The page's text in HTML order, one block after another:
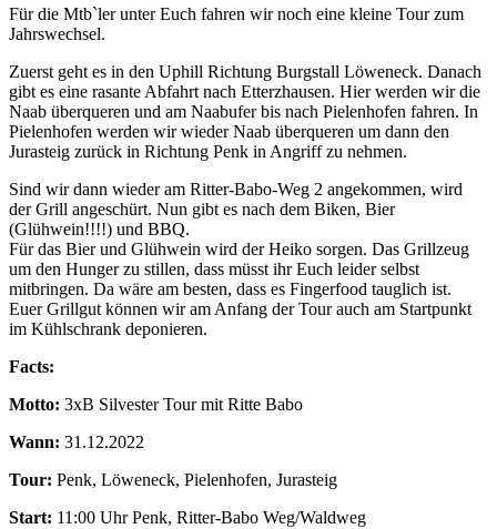
Für die Mtb`ler unter Euch fahren wir noch eine kleine Tour zum
Jahrswechsel.
Zuerst geht es in den Uphill Richtung Burgstall Löweneck. Danach
gibt es eine rasante Abfahrt nach Etterzhausen. Hier werden wir die
Naab überqueren und am Naabufer bis nach Pielenhofen fahren. In
Pielenhofen werden wir wieder Naab überqueren um dann den
Jurasteig zurück in Richtung Penk in Angriff zu nehmen.
Sind wir dann wieder am Ritter-Babo-Weg 2 angekommen, wird
der Grill angeschürt. Nun gibt es nach dem Biken, Bier
(Glühwein!!!!) und BBQ.
Für das Bier und Glühwein wird der Heiko sorgen. Das Grillzeug
um den Hunger zu stillen, dass müsst ihr Euch leider selbst
mitbringen. Da wäre am besten, dass es Fingerfood tauglich ist.
Euer Grillgut können wir am Anfang der Tour auch am Startpunkt
im Kühlschrank deponieren.
Facts:
Motto: 3xB Silvester Tour mit Ritte Babo
Wann: 31.12.2022
Tour: Penk, Löweneck, Pielenhofen, Jurasteig
Start: 11:00 Uhr Penk, Ritter-Babo Weg/Waldweg